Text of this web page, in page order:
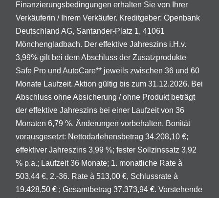
Finanzierungsbedingungen erhalten Sie von Ihrer
Verkäuferin / Ihrem Verkäufer. Kreditgeber: Openbank
Deutschland AG, Santander-Platz 1, 41061
Mönchengladbach. Der effektive Jahreszins i.H.v.
3,99% gilt bei dem Abschluss der Zusatzprodukte
Safe Pro und AutoCare** jeweils zwischen 36 und 60
Monate Laufzeit. Aktion gültig bis zum 31.12.2026. Bei
Abschluss ohne Absicherung / ohne Produkt beträgt
der effektive Jahreszins bei einer Laufzeit von 36
Monaten 6,79 %. Änderungen vorbehalten. Bonität
vorausgesetzt: Nettodarlehensbetrag 34.208,10 €;
effektiver Jahreszins 3,99 %; fester Sollzinssatz 3,92
% p.a.; Laufzeit 36 Monate; 1. monatliche Rate à
503,44 €, 2.-36. Rate à 513,00 €, Schlussrate à
19.428,50 € ; Gesamtbetrag 37.373,94 €. Vorstehende